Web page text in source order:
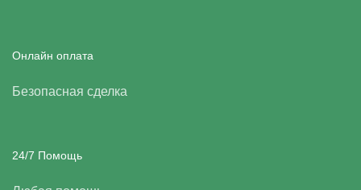
Онлайн оплата
Безопасная сделка
24/7 Помощь